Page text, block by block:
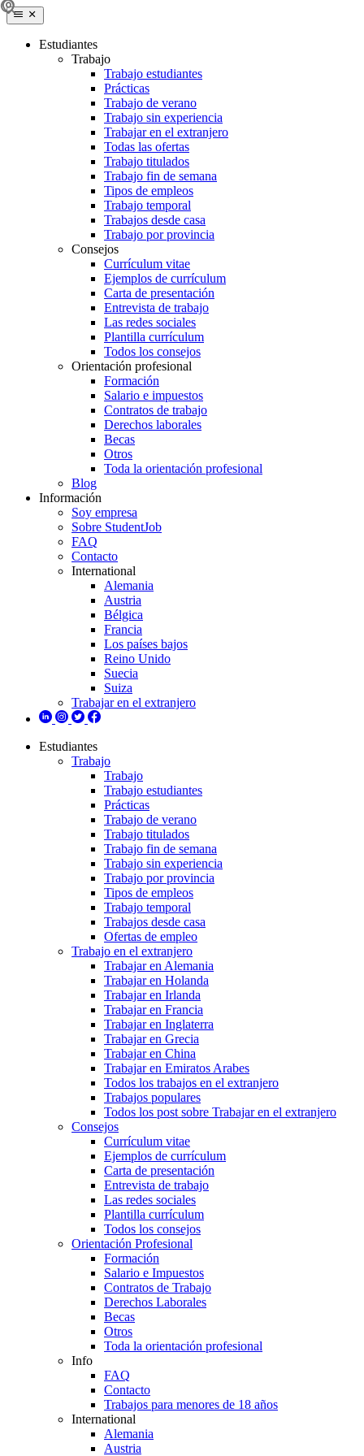
Estudiantes
Trabajo
Trabajo estudiantes
Prácticas
Trabajo de verano
Trabajo sin experiencia
Trabajar en el extranjero
Todas las ofertas
Trabajo titulados
Trabajo fin de semana
Tipos de empleos
Trabajo temporal
Trabajos desde casa
Trabajo por provincia
Consejos
Currículum vitae
Ejemplos de currículum
Carta de presentación
Entrevista de trabajo
Las redes sociales
Plantilla currículum
Todos los consejos
Orientación profesional
Formación
Salario e impuestos
Contratos de trabajo
Derechos laborales
Becas
Otros
Toda la orientación profesional
Blog
Información
Soy empresa
Sobre StudentJob
FAQ
Contacto
International
Alemania
Austria
Bélgica
Francia
Los países bajos
Reino Unido
Suecia
Suiza
Trabajar en el extranjero
Estudiantes
Trabajo
Trabajo
Trabajo estudiantes
Prácticas
Trabajo de verano
Trabajo titulados
Trabajo fin de semana
Trabajo sin experiencia
Trabajo por provincia
Tipos de empleos
Trabajo temporal
Trabajos desde casa
Ofertas de empleo
Trabajo en el extranjero
Trabajar en Alemania
Trabajar en Holanda
Trabajar en Irlanda
Trabajar en Francia
Trabajar en Inglaterra
Trabajar en Grecia
Trabajar en China
Trabajar en Emiratos Arabes
Todos los trabajos en el extranjero
Trabajos populares
Todos los post sobre Trabajar en el extranjero
Consejos
Currículum vitae
Ejemplos de currículum
Carta de presentación
Entrevista de trabajo
Las redes sociales
Plantilla currículum
Todos los consejos
Orientación Profesional
Formación
Salario e Impuestos
Contratos de Trabajo
Derechos Laborales
Becas
Otros
Toda la orientación profesional
Info
FAQ
Contacto
Trabajos para menores de 18 años
International
Alemania
Austria